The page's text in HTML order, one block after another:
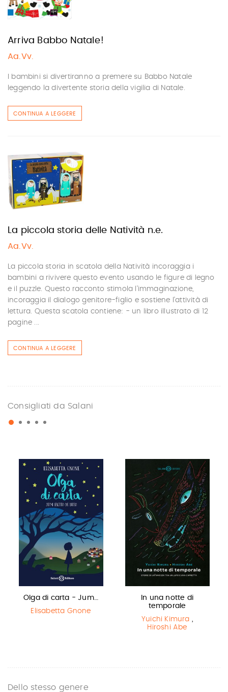
Arriva Babbo Natale!
Aa.Vv.
I bambini si divertiranno a premere su Babbo Natale
leggendo la divertente storia della vigilia di Natale.
CONTINUA A LEGGERE
La piccola storia delle Natività n.e.
Aa.Vv.
La piccola storia in scatola della Natività incoraggia i
bambini a rivivere questo evento usando le figure di legno
e il puzzle. Questo racconto stimola l'immaginazione,
incoraggia il dialogo genitore-figlio e sostiene l'attività di
lettura. Questa scatola contiene: - un libro illustrato di 12
pagine ...
CONTINUA A LEGGERE
Consigliati da Salani
Olga di carta - Jum…
Elisabetta Gnone
In una notte di
temporale
Yuichi Kimura ,
Hiroshi Abe
Dello stesso genere